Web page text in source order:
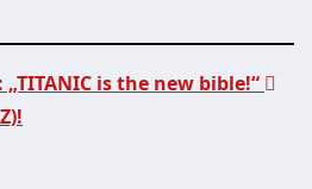
is the new bible!“